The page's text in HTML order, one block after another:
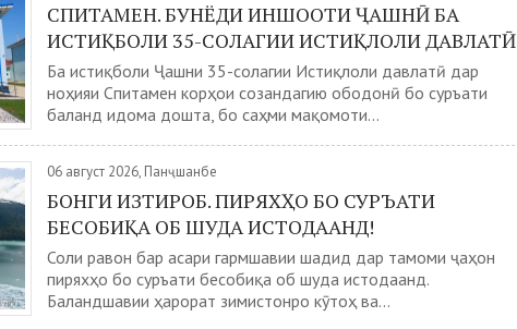
СПИТАМЕН. БУНЁДИ ИНШООТИ ҶАШНӢ БА
ИСТИҚБОЛИ 35-СОЛАГИИ ИСТИҚЛОЛИ ДАВЛАТӢ
Ба истиқболи Ҷашни 35-солагии Истиқлоли давлатӣ дар
ноҳияи Спитамен корҳои созандагию ободонӣ бо суръати
баланд идома дошта, бо саҳми мақомоти...
06 август 2026, Панҷшанбе
БОНГИ ИЗТИРОБ. ПИРЯХҲО БО СУРЪАТИ
БЕСОБИҚА ОБ ШУДА ИСТОДААНД!
Соли равон бар асари гармшавии шадид дар тамоми ҷаҳон
пиряхҳо бо суръати бесобиқа об шуда истодаанд.
Баландшавии ҳарорат зимистонро кӯтоҳ ва...